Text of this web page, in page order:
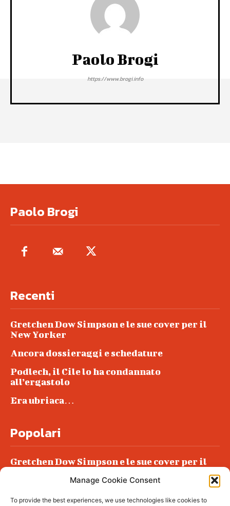
Manage Cookie Consent
To provide the best experiences, we use technologies like cookies to
Paolo Brogi
https://www.brogi.info
Paolo Brogi
Recenti
Gretchen Dow Simpson e le sue cover per il
New Yorker
Ancora dossieraggi e schedature
Podlech, il Cile lo ha condannato
all’ergastolo
Era ubriaca…
Popolari
Gretchen Dow Simpson e le sue cover per il